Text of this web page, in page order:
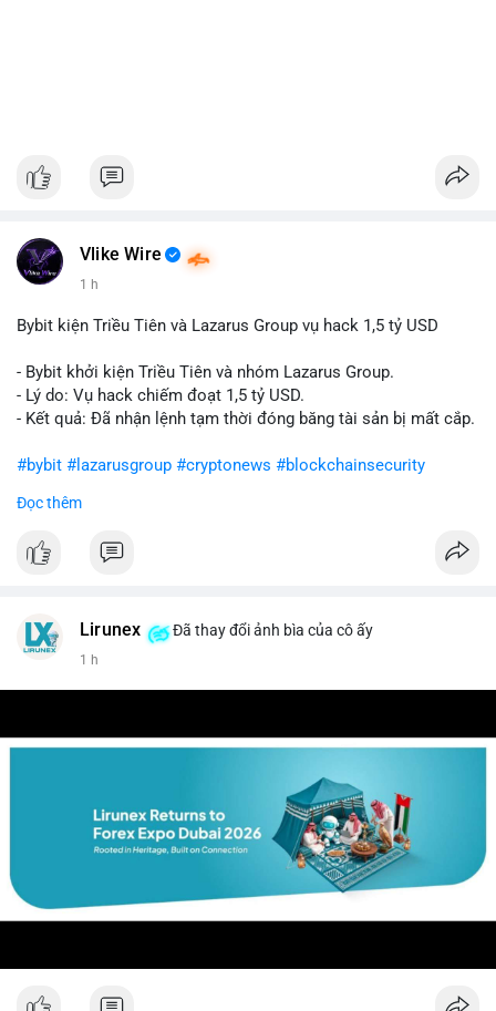
Vlike Wire
1 h
Bybit kiện Triều Tiên và Lazarus Group vụ hack 1,5 tỷ USD
- Bybit khởi kiện Triều Tiên và nhóm Lazarus Group.
- Lý do: Vụ hack chiếm đoạt 1,5 tỷ USD.
- Kết quả: Đã nhận lệnh tạm thời đóng băng tài sản bị mất cắp.
#bybit #lazarusgroup #cryptonews #blockchainsecurity
$btc $eth
#vlikevn #titanbot
Đọc thêm
Lirunex Đã thay đổi ảnh bìa của cô ấy
1 h